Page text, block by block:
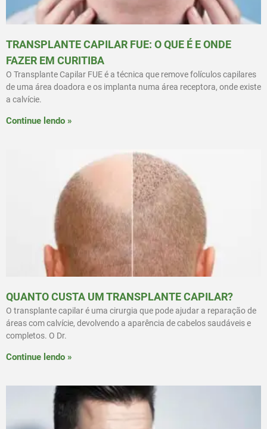
TRANSPLANTE CAPILAR FUE: O QUE É E ONDE
FAZER EM CURITIBA
O Transplante Capilar FUE é a técnica que remove folículos capilares
de uma área doadora e os implanta numa área receptora, onde existe
a calvície.
Continue lendo »
QUANTO CUSTA UM TRANSPLANTE CAPILAR?
O transplante capilar é uma cirurgia que pode ajudar a reparação de
áreas com calvície, devolvendo a aparência de cabelos saudáveis e
completos. O Dr.
Continue lendo »